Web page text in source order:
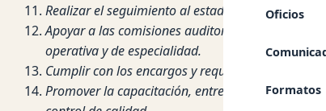
Oficios
Formatos
Realizar el seguimiento al estado de las
Apoyar a las comisiones auditoras que designen
operativa y de especialidad.
Cumplir con los encargos y requerimientos de la
Promover la capacitación, entrenamiento